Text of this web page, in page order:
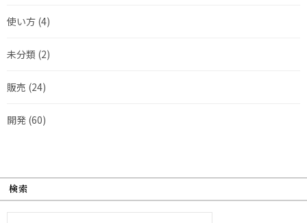
使い方 (4)
未分類 (2)
販売 (24)
開発 (60)
検索